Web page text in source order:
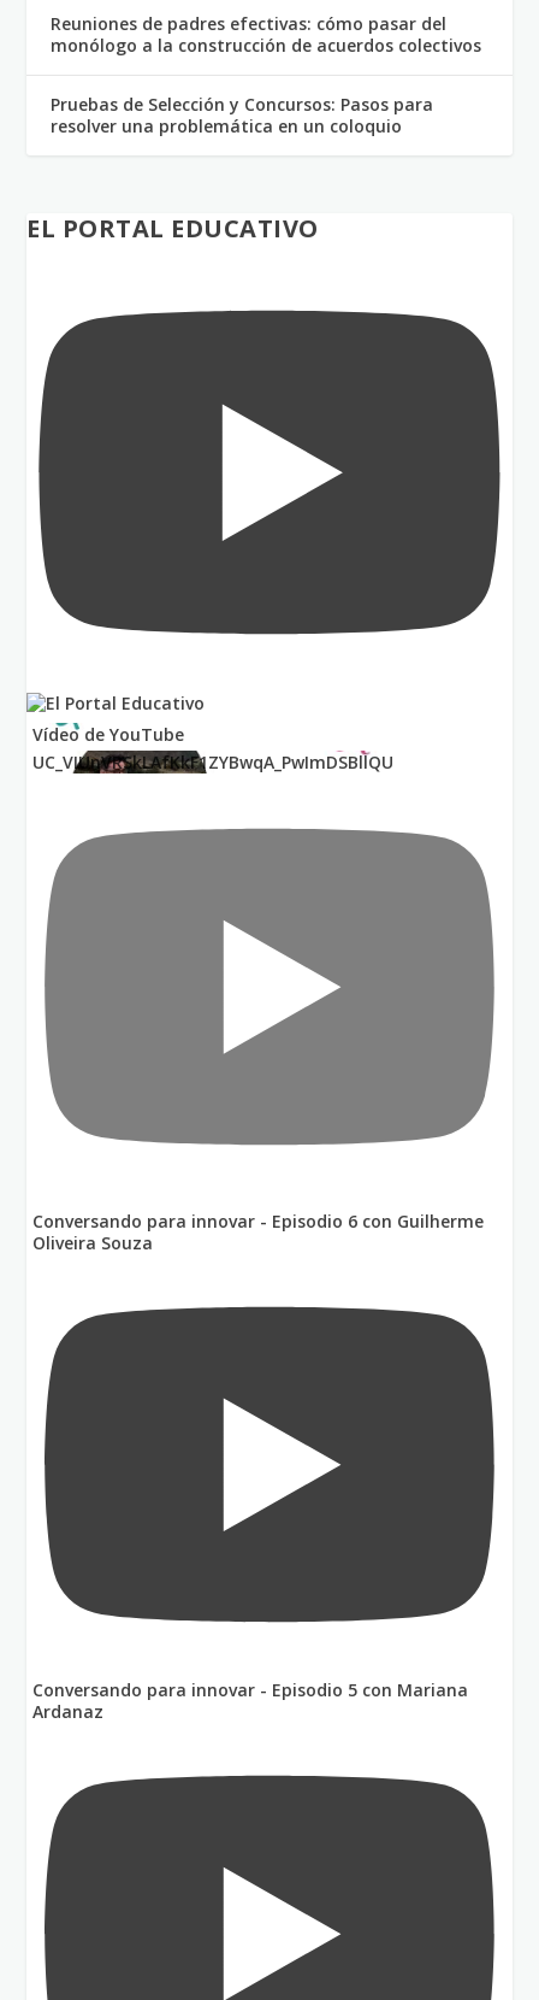
Reuniones de padres efectivas: cómo pasar del
monólogo a la construcción de acuerdos colectivos
Pruebas de Selección y Concursos: Pasos para
resolver una problemática en un coloquio
EL PORTAL EDUCATIVO
Vídeo de YouTube
UC_VIUnVRSkLAfKkF1ZYBwqA_PwImDSBllQU
Conversando para innovar - Episodio 6 con Guilherme
Oliveira Souza
Conversando para innovar - Episodio 5 con Mariana
Ardanaz